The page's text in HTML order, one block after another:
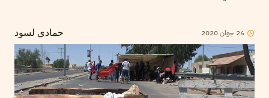
حمادي لسود 26 جوان2020